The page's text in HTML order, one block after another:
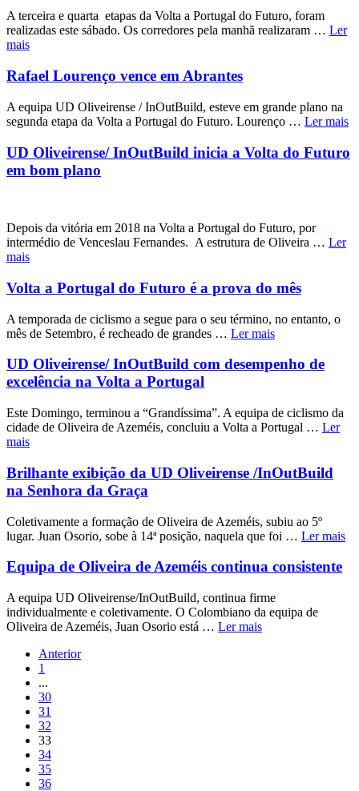
A terceira e quarta etapas da Volta a Portugal do Futuro, foram
realizadas este sábado. Os corredores pela manhã realizaram … Ler
mais
Rafael Lourenço vence em Abrantes
A equipa UD Oliveirense / InOutBuild, esteve em grande plano na
segunda etapa da Volta a Portugal do Futuro. Lourenço … Ler mais
UD Oliveirense/ InOutBuild inicia a Volta do Futuro
em bom plano
Depois da vitória em 2018 na Volta a Portugal do Futuro, por
intermédio de Venceslau Fernandes. A estrutura de Oliveira … Ler
mais
Volta a Portugal do Futuro é a prova do mês
A temporada de ciclismo a segue para o seu término, no entanto, o
mês de Setembro, é recheado de grandes … Ler mais
UD Oliveirense/ InOutBuild com desempenho de
excelência na Volta a Portugal
Este Domingo, terminou a “Grandíssima”. A equipa de ciclismo da
cidade de Oliveira de Azeméis, concluiu a Volta a Portugal … Ler
mais
Brilhante exibição da UD Oliveirense /InOutBuild
na Senhora da Graça
Coletivamente a formação de Oliveira de Azeméis, subiu ao 5º
lugar. Juan Osorio, sobe à 14ª posição, naquela que foi … Ler mais
Equipa de Oliveira de Azeméis continua consistente
A equipa UD Oliveirense/InOutBuild, continua firme
individualmente e coletivamente. O Colombiano da equipa de
Oliveira de Azeméis, Juan Osorio está … Ler mais
Anterior
1
...
30
31
32
33
34
35
36